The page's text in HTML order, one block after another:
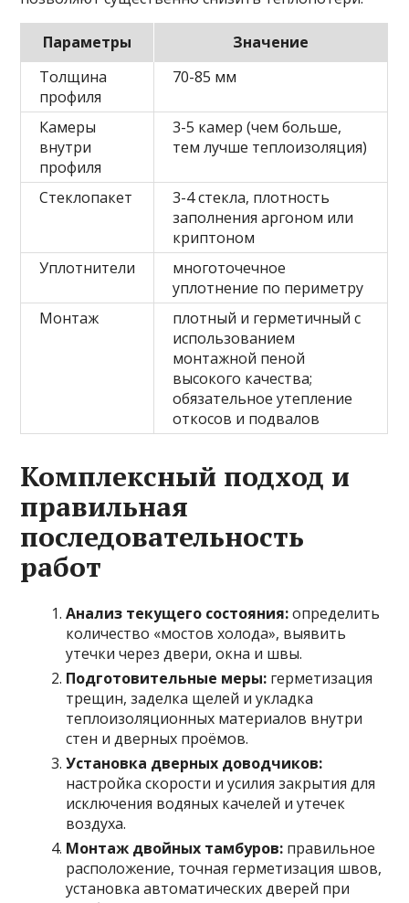
Параметры
Значение
Толщина
профиля
70-85 мм
Камеры
внутри
профиля
3-5 камер (чем больше,
тем лучше теплоизоляция)
Стеклопакет
3-4 стекла, плотность
заполнения аргоном или
криптоном
Уплотнители
многоточечное
уплотнение по периметру
Монтаж
плотный и герметичный с
использованием
монтажной пеной
высокого качества;
обязательное утепление
откосов и подвалов
Комплексный подход и
правильная
последовательность
работ
Анализ текущего состояния:определить
количество «мостов холода», выявить
утечки через двери, окна и швы.
Подготовительные меры: герметизация
трещин, заделка щелей и укладка
теплоизоляционных материалов внутри
стен и дверных проёмов.
Установка дверных доводчиков:
настройка скорости и усилия закрытия для
исключения водяных качелей и утечек
воздуха.
Монтаж двойных тамбуров: правильное
расположение, точная герметизация швов,
установка автоматических дверей при